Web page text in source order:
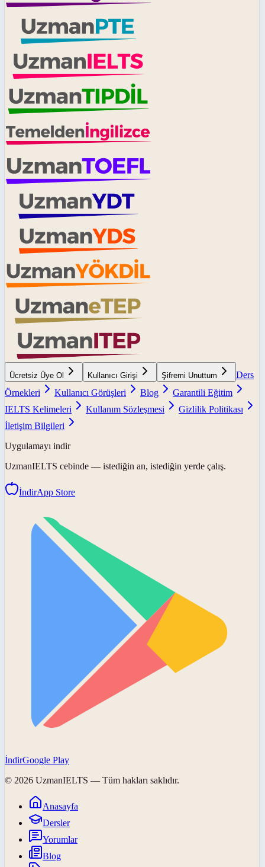
Ücretsiz Üye Ol Kullanıcı Girişi Şifremi Unuttum
Ders
Örnekleri
Kullanıcı Görüşleri Blog
Garantili Eğitim
IELTS Kelimeleri
Kullanım Sözleşmesi
Gizlilik Politikası
İletişim Bilgileri
Uygulamayı indir
UzmanIELTS cebinde — istediğin an, istediğin yerde çalış.
İndirApp Store
İndirGoogle Play
© 2026 UzmanIELTS — Tüm hakları saklıdır.
Anasayfa
Dersler
Yorumlar
Blog